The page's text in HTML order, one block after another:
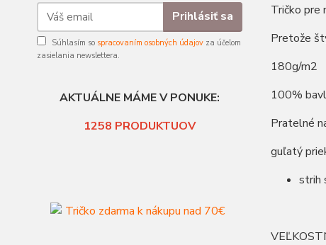
Prihlásiť sa
Súhlasím so spracovaním osobných údajov za účelom
zasielania newslettera.
AKTUÁLNE MÁME V PONUKE:
1258 PRODUKTUOV
Tričko pre
Pretože
180g/m2
100%
Pratelné
guľatý
strih